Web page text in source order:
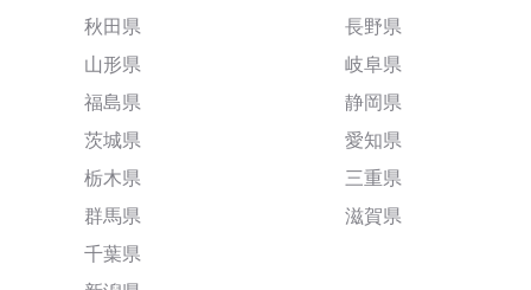
秋田県
山形県
福島県
茨城県
栃木県
群馬県
千葉県
長野県
岐阜県
静岡県
愛知県
三重県
滋賀県